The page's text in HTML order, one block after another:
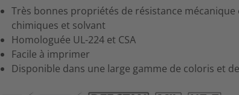
Très bonnes propriétés de résistance
chimiques et solvant
Homologuée UL-224 et CSA
Facile à imprimer
Disponible dans une large gamme de coloris et